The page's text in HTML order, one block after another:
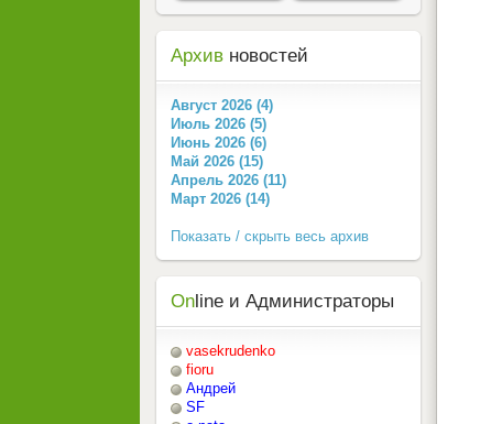
Архив новостей
Август 2026 (4)
Июль 2026 (5)
Июнь 2026 (6)
Май 2026 (15)
Апрель 2026 (11)
Март 2026 (14)
Показать / скрыть весь архив
On line и Администраторы
vasekrudenko
fioru
Андрей
SF